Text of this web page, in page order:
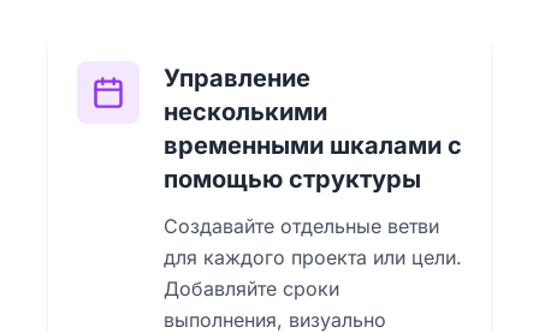
Управление
несколькими
временными шкалами с
помощью структуры
Создавайте отдельные ветви
для каждого проекта или цели.
Добавляйте сроки
выполнения, визуально